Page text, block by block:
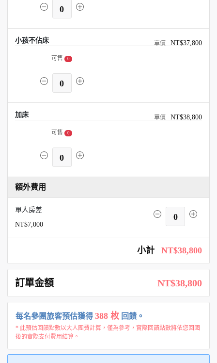
0
小孩不佔床 NT$37,800
可售 0
0
加床 NT$38,800
可售 0
0
額外費用
單人房差
NT$7,000
0
小計 NT$38,800
訂單金額 NT$38,800
每名參團旅客預估獲得 388 枚 回饋。
* 此預估回饋點數以大人團費計算，僅為參考，實際回饋點數將依您回國
後的實際支付費用結算。